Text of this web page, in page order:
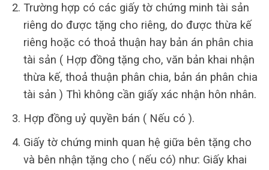
Trường hợp có các giấy tờ chứng minh tài sản
riêng do được tặng cho riêng, do được thừa kế
riêng hoặc có thoả thuận hay bản án phân chia
tài sản ( Hợp đồng tặng cho, văn bản khai nhận
thừa kế, thoả thuận phân chia, bản án phân chia
tài sản ) Thì không cần giấy xác nhận hôn nhân.
Hợp đồng uỷ quyền bán ( Nếu có ).
Giấy tờ chứng minh quan hệ giữa bên tặng cho
và bên nhận tặng cho ( nếu có) như: Giấy khai